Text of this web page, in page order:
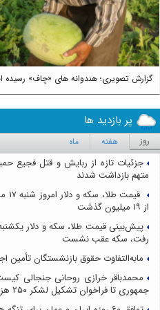
گزارش تصویری؛ هندوانه های «چاف» رسیده
پر بازدید ها
روز هفته ماه
متهم بازداشت شدند
از ۱۹ میلیون گذشت
رفت، سکه عقب نشست
مابه‌التفاوت حقوق بازنشستگان
محمدباقر خرازی روحانی جنجالی
جمهوری تا فراخوان تشکیل لشکر ۲۵۰ هزار نفری و احضار به دادگاه